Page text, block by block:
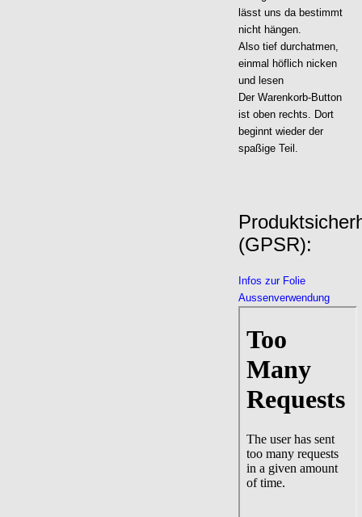
lässt uns da bestimmt
nicht hängen.
Also tief durchatmen,
einmal höflich nicken
und lesen
Der Warenkorb-Button
ist oben rechts. Dort
beginnt wieder der
spaßige Teil.
(GPSR):
Infos zur Folie
Aussenverwendung